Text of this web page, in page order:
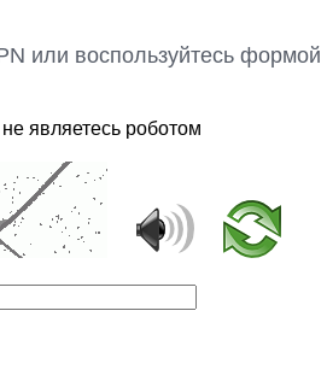
или воспользуйтесь
являетесь роботом